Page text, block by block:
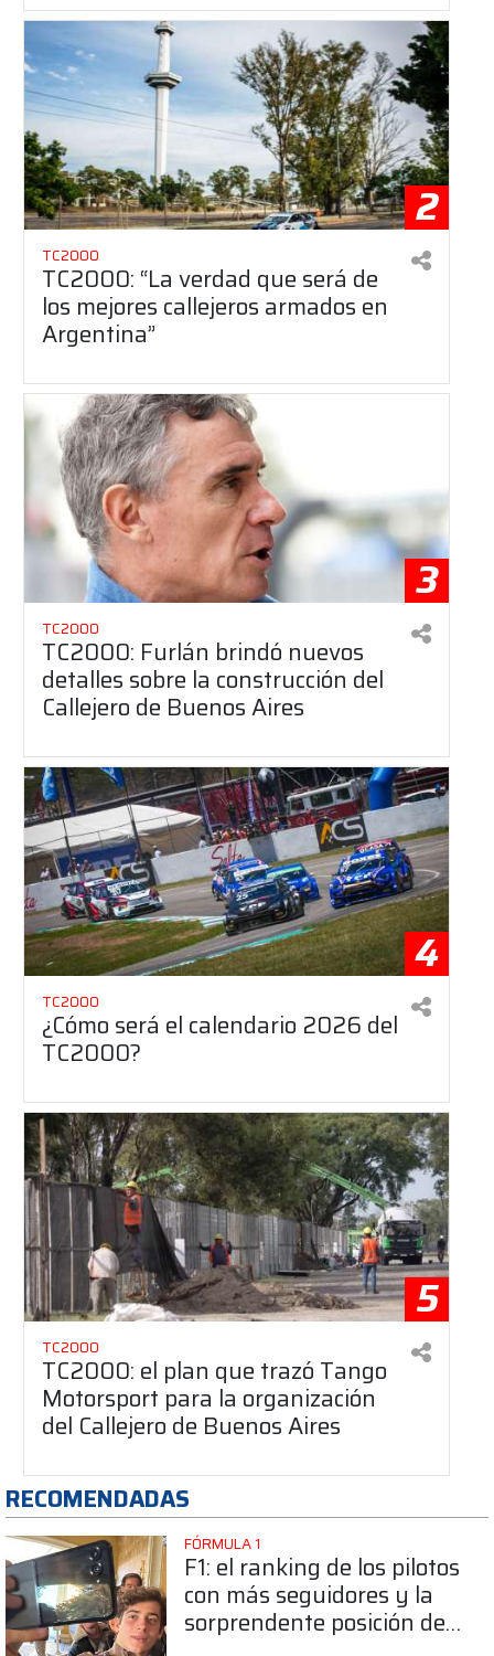
2
TC2000
TC2000: “La verdad que será de
los mejores callejeros armados en
Argentina”
3
TC2000
TC2000: Furlán brindó nuevos
detalles sobre la construcción del
Callejero de Buenos Aires
4
TC2000
¿Cómo será el calendario 2026 del
TC2000?
5
TC2000
TC2000: el plan que trazó Tango
Motorsport para la organización
del Callejero de Buenos Aires
RECOMENDADAS
FÓRMULA 1
F1: el ranking de los pilotos
con más seguidores y la
sorprendente posición de